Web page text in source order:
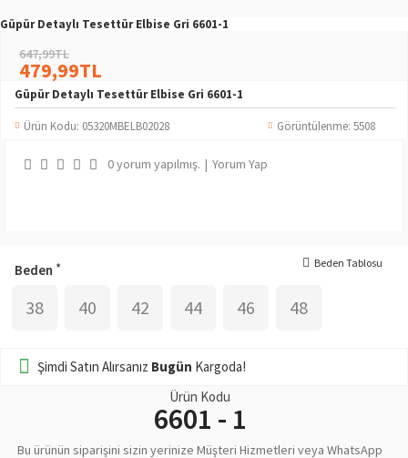
Güpür Detaylı Tesettür Elbise Gri 6601-1
Güpür Detaylı Tesettür Elbise Gri 6601-1
Ürün Kodu: 05320MBELB02028 Görüntülenme: 5508
0 yorum yapılmış. | Yorum Yap
479,99TL
647,99TL
Beden
38 40 42 44 46 48
Beden Tablosu
Şimdi Satın Alırsanız Bugün Kargoda!
Ürün Kodu
6601 - 1
Bu ürünün siparişini sizin yerinize Müşteri Hizmetleri veya WhatsApp